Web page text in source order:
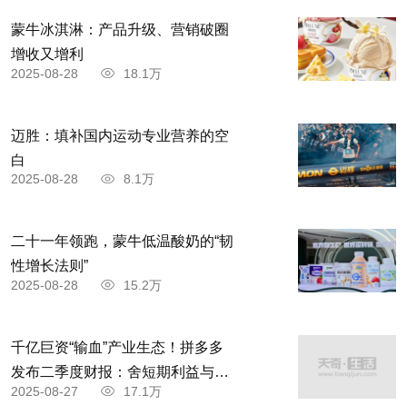
蒙牛冰淇淋：产品升级、营销破圈
增收又增利
2025-08-28 18.1万
迈胜：填补国内运动专业营养的空
白
2025-08-28 8.1万
二十一年领跑，蒙牛低温酸奶的“韧
性增长法则”
2025-08-28 15.2万
千亿巨资“输血”产业生态！拼多多
发布二季度财报：舍短期利益与商
家共赴高质量发展
2025-08-27 17.1万